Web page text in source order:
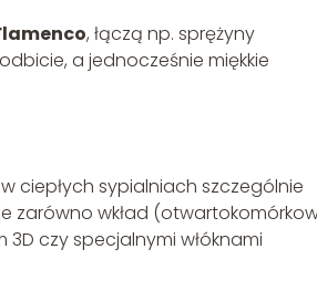
, łączą np. sprężyny
a jednocześnie miękkie
ciepłych sypialniach szczególnie
zarówno wkład
3D czy specjalnymi włóknami